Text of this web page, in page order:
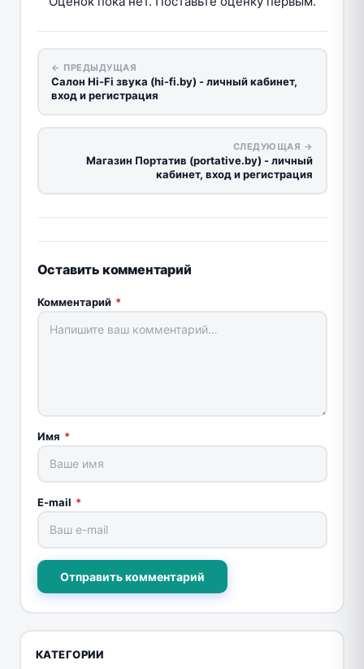
← ПРЕДЫДУЩАЯ
Салон Hi-Fi звука (hi-fi.by) - личный кабинет,
вход и регистрация
СЛЕДУЮЩАЯ →
Магазин Портатив (portative.by) - личный
кабинет, вход и регистрация
Оставить комментарий
Комментарий *
Имя *
E-mail *
Отправить комментарий
КАТЕГОРИИ